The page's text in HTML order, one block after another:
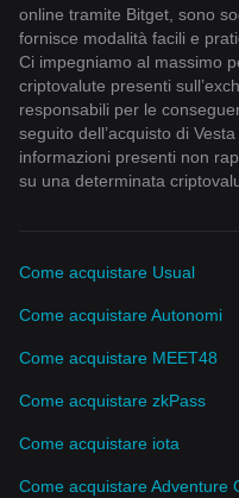
online tramite Bitget, sono
fornisce modalità facili e
Ci impegniamo al massimo
criptovalute presenti
responsabili per le
seguito dell’acquisto di
informazioni presenti non
su una determinata
Come acquistare Usual
Come acquistare Autonomi
Come acquistare MEET48
Come acquistare zkPass
Come acquistare iota
Come acquistare Adventure